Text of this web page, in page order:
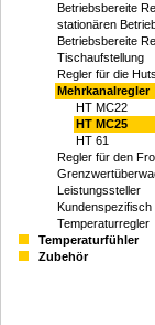
Betriebsbereite
stationären
Betriebsbereite
Tischaufstellung
Regler für die
Mehrkanalregler
HT MC22
HT MC25
HT 61
Regler für den
Leistungssteller
Kundenspezifisch
Temperaturregler
Temperaturfühler
Zubehör